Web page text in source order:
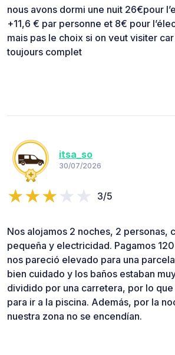
nous avons dormi une nuit 26€pour
+11,6 € par personne et 8€ pour
mais pas le choix si on veut visiter car
toujours complet
itsa_so
30/07/2026
3/5
Nos alojamos 2 noches, 2 personas,
pequeña y electricidad. Pagamos
nos pareció elevado para una
bien cuidado y los baños estaban
dividido por una carretera, por lo
para ir a la piscina. Además, por la
nuestra zona no se encendían.